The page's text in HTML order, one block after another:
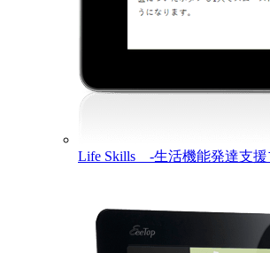
Life Skills -生活機能発達支援